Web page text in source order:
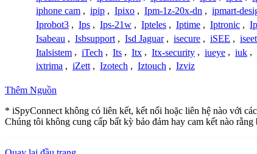
iphone cam , ipip , Ipixo , Ipm-1z-20x-dn , ipmart-
Iprobot3 , Ips , Ips-21w , Ipteles , Iptime , Iptronic ,
Isabeau , Isbsupport , Isd Jaguar , isecure , iSEE ,
Italsistem , iTech , Its , Itx , Itx-security , iueye , iuk ,
ixtrima , iZett , Izotech , Iztouch , Izviz
Thêm Nguồn
* iSpyConnect không có liên kết, kết nối hoặc liên hệ nào với
Chúng tôi không cung cấp bất kỳ bảo đảm hay cam kết nào